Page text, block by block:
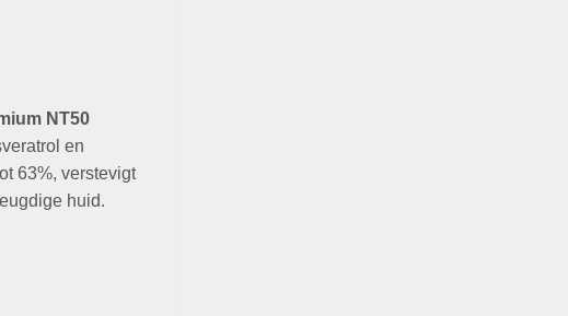
NT50
en
63%, verstevigt
huid.